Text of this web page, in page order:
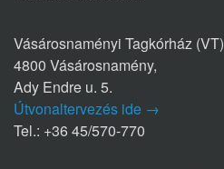
Vásárosnaményi Tagkórház (VT)
4800 Vásárosnamény,
Ady Endre u. 5.
Útvonaltervezés ide →
Tel.: +36 45/570-770